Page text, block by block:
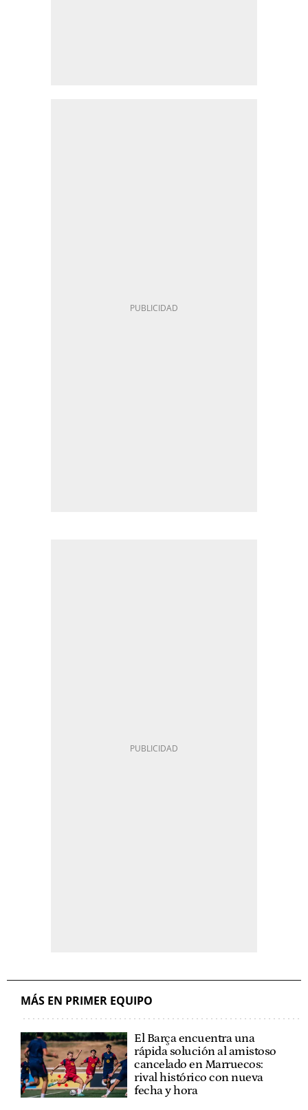
MÁS EN PRIMER EQUIPO
El Barça encuentra una
rápida solución al amistoso
cancelado en Marruecos:
rival histórico con nueva
fecha y hora